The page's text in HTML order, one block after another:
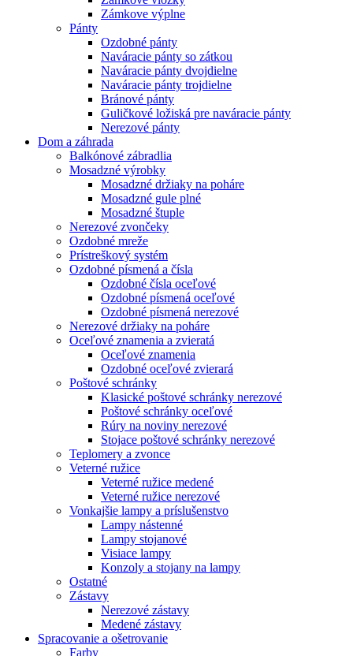
Zámkove výplne
Pánty
Ozdobné pánty
Naváracie pánty so zátkou
Naváracie pánty dvojdielne
Naváracie pánty trojdielne
Bránové pánty
Guličkové ložiská pre naváracie pánty
Nerezové pánty
Dom a záhrada
Balkónové zábradlia
Mosadzné výrobky
Mosadzné držiaky na poháre
Mosadzné gule plné
Mosadzné štuple
Nerezové zvončeky
Ozdobné mreže
Prístreškový systém
Ozdobné písmená a čísla
Ozdobné čísla oceľové
Ozdobné písmená oceľové
Ozdobné písmená nerezové
Nerezové držiaky na poháre
Oceľové znamenia a zvieratá
Oceľové znamenia
Ozdobné oceľové zvierará
Poštové schránky
Klasické poštové schránky nerezové
Poštové schránky oceľové
Rúry na noviny nerezové
Stojace poštové schránky nerezové
Teplomery a zvonce
Veterné ružice
Veterné ružice medené
Veterné ružice nerezové
Vonkajšie lampy a príslušenstvo
Lampy nástenné
Lampy stojanové
Visiace lampy
Konzoly a stojany na lampy
Ostatné
Zástavy
Nerezové zástavy
Medené zástavy
Spracovanie a ošetrovanie
Farby